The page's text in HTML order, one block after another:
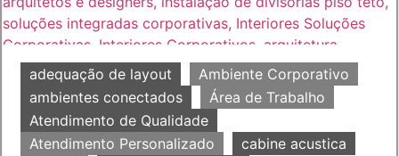
adequação de layout
Ambiente Corporativo
ambientes conectados
Área de Trabalho
Atendimento de Qualidade
Atendimento Personalizado
cabine acustica